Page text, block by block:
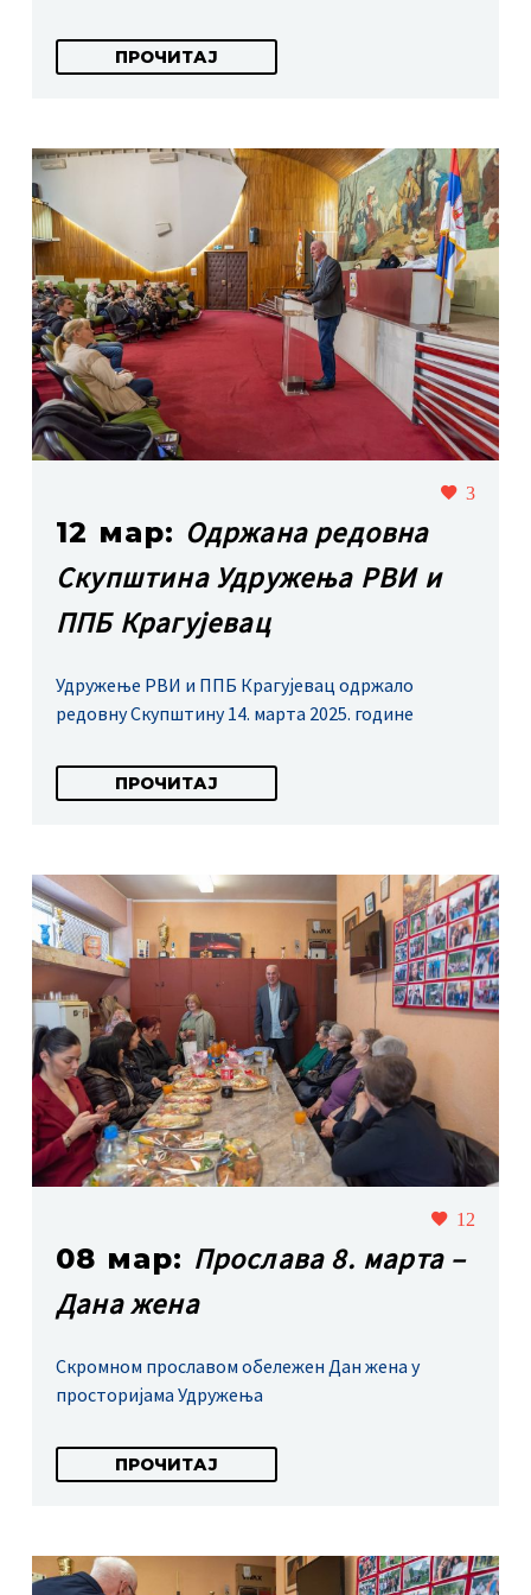
ПРОЧИТАЈ
3
12 мар: Одржана редовна
Скупштина Удружења РВИ и
ППБ Крагујевац
Удружење РВИ и ППБ Крагујевац одржало
редовну Скупштину 14. марта 2025. године
ПРОЧИТАЈ
12
08 мар: Прослава 8. марта –
Дана жена
Скромном прославом обележен Дан жена у
просторијама Удружења
ПРОЧИТАЈ